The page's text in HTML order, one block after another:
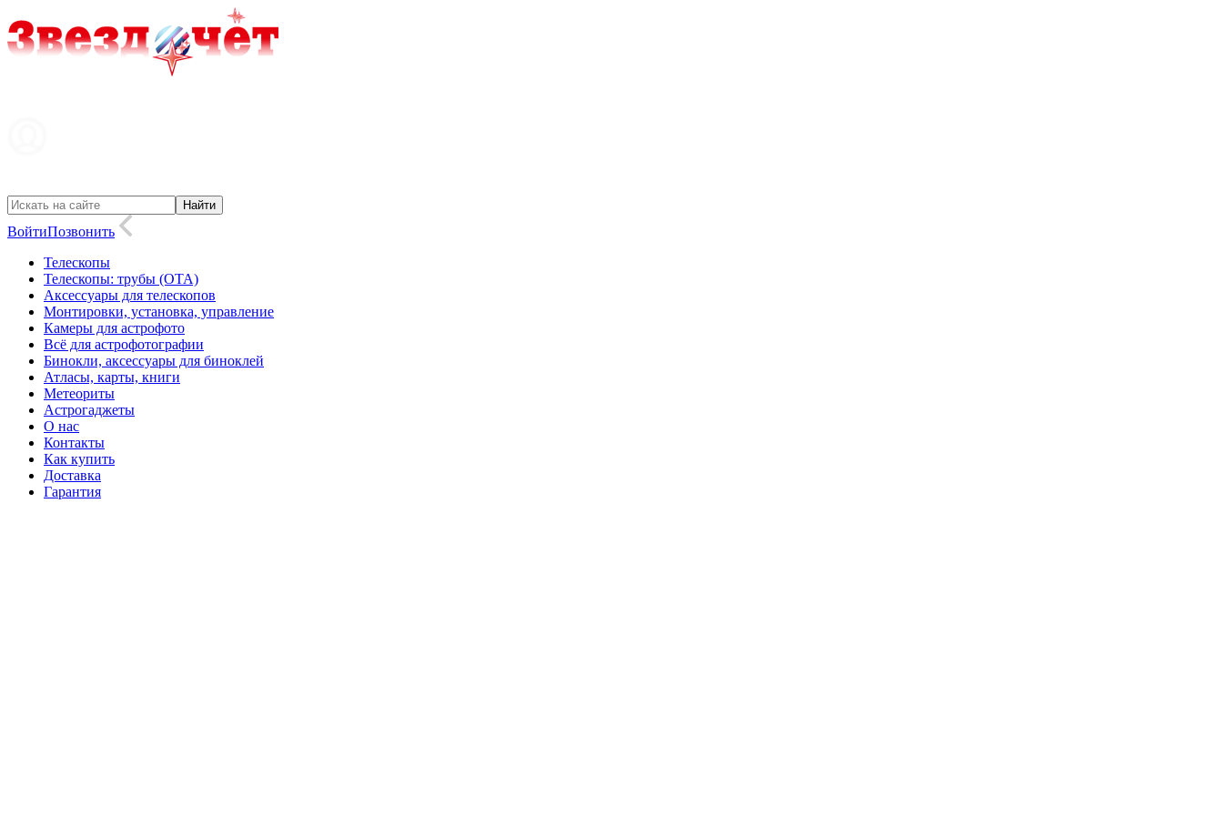
ВойтиПозвонить
Телескопы
Телескопы: трубы (OTA)
Аксессуары для телескопов
Монтировки, установка, управление
Камеры для астрофото
Всё для астрофотографии
Бинокли, аксессуары для биноклей
Атласы, карты, книги
Метеориты
Астрогаджеты
О нас
Контакты
Как купить
Доставка
Гарантия